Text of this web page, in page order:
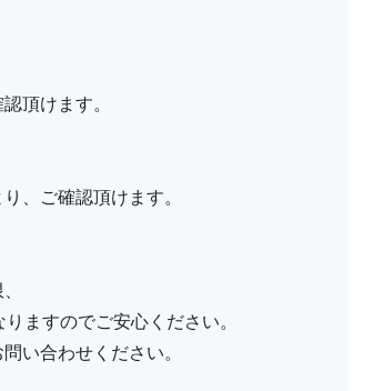
頂けます。
、ご確認頂けます。
ますのでご安心ください。
い合わせください。